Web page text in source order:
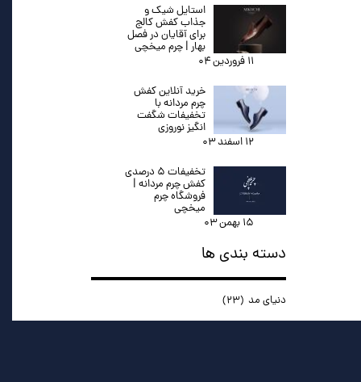
استایل شیک و
جذاب کفش کالج
برای آقایان در فصل
بهار | چرم میخچی
۱۱ فروردین ۰۴
خرید آنلاین کفش
چرم مردانه با
تخفیفات شگفت
انگیز نوروزی
۱۲ اسفند ۰۳
تخفیفات ۵ درصدی
کفش چرم مردانه |
فروشگاه چرم
میخچی
۱۵ بهمن ۰۳
دسته بندی ها
دنیای مد (۲۳)